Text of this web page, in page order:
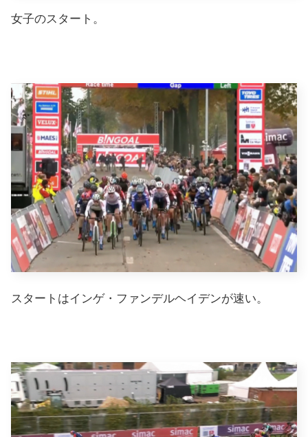
女子のスタート。
スタートはインゲ・ファンデルヘイデンが速い。